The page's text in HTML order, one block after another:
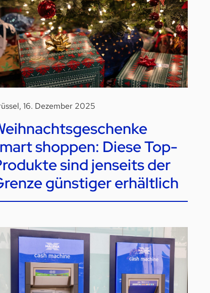
16. Dezember 2025
shoppen: Diese Top-
sind jenseits der
günstiger erhältlich